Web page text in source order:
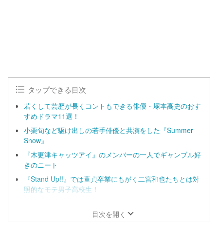
タップできる目次
若くして芸歴が長くコントもできる俳優・塚本高史のおす
すめドラマ11選！
小栗旬など駆け出しの若手俳優と共演をした『Summer
Snow』
『木更津キャッツアイ』のメンバーの一人でギャンブル好
きのニート
『Stand Up!!』では童貞卒業にもがく二宮和也たちとは対
照的なモテ男子高校生！
目次を開く